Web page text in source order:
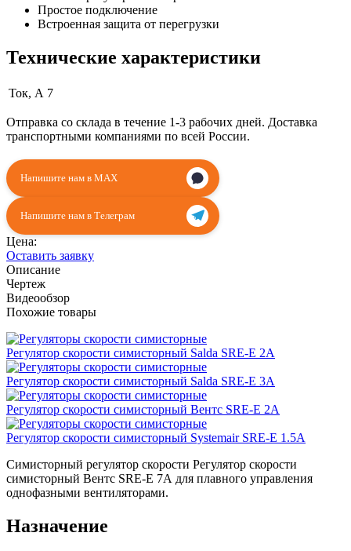
Простое подключение
Встроенная защита от перегрузки
Технические характеристики
Ток, А 7
Отправка со склада в течение 1-3 рабочих дней. Доставка
транспортными компаниями по всей России.
Напишите нам в MAX
Напишите нам в Телеграм
Цена:
Оставить заявку
Описание
Чертеж
Видеообзор
Похожие товары
Регулятор скорости симисторный Salda SRE-E 2А
Регулятор скорости симисторный Salda SRE-E 3А
Регулятор скорости симисторный Вентс SRE-E 2А
Регулятор скорости симисторный Systemair SRE-E 1.5А
Симисторный регулятор скорости Регулятор скорости
симисторный Вентс SRE-E 7А для плавного управления
однофазными вентиляторами.
Назначение